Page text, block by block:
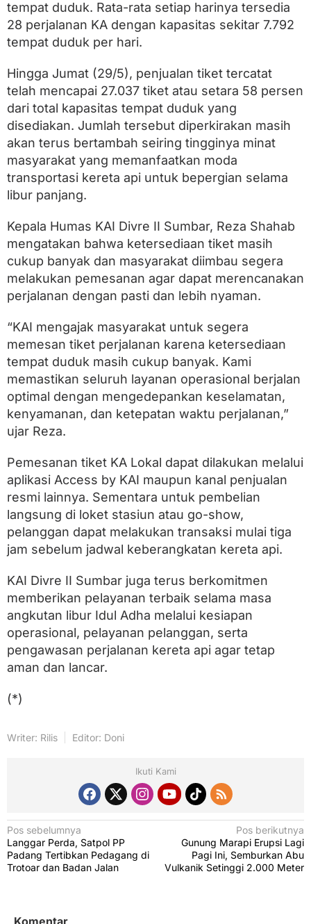
a
n
j
a
g
d
u
l
A
d
h
a
d
u
m
b
a
r
M
a
h
T
e
r
s
e
i
tempat duduk. Rata-rata setiap harinya tersedia
28 perjalanan KA dengan kapasitas sekitar 7.792
tempat duduk per hari.
Hingga Jumat (29/5), penjualan tiket tercatat
telah mencapai 27.037 tiket atau setara 58 persen
dari total kapasitas tempat duduk yang
disediakan. Jumlah tersebut diperkirakan masih
akan terus bertambah seiring tingginya minat
masyarakat yang memanfaatkan moda
transportasi kereta api untuk bepergian selama
libur panjang.
Kepala Humas KAI Divre II Sumbar, Reza Shahab
mengatakan bahwa ketersediaan tiket masih
cukup banyak dan masyarakat diimbau segera
melakukan pemesanan agar dapat merencanakan
perjalanan dengan pasti dan lebih nyaman.
“KAI mengajak masyarakat untuk segera
memesan tiket perjalanan karena ketersediaan
tempat duduk masih cukup banyak. Kami
memastikan seluruh layanan operasional berjalan
optimal dengan mengedepankan keselamatan,
kenyamanan, dan ketepatan waktu perjalanan,”
ujar Reza.
Pemesanan tiket KA Lokal dapat dilakukan melalui
aplikasi Access by KAI maupun kanal penjualan
resmi lainnya. Sementara untuk pembelian
langsung di loket stasiun atau go-show,
pelanggan dapat melakukan transaksi mulai tiga
jam sebelum jadwal keberangkatan kereta api.
KAI Divre II Sumbar juga terus berkomitmen
memberikan pelayanan terbaik selama masa
angkutan libur Idul Adha melalui kesiapan
operasional, pelayanan pelanggan, serta
pengawasan perjalanan kereta api agar tetap
aman dan lancar.
(*)
Writer: Rilis Editor: Doni
Ikuti Kami
N
a
v
Pos sebelumnya
Langgar Perda, Satpol PP
Padang Tertibkan Pedagang di
Trotoar dan Badan Jalan
Pos berikutnya
Gunung Marapi Erupsi Lagi
Pagi Ini, Semburkan Abu
Vulkanik Setinggi 2.000 Meter
Komentar